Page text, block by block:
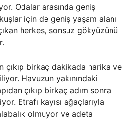
Odalar arasında geniş
için de geniş yaşam alanı
herkes, sonsuz gökyüzünü
çıkıp birkaç dakikada harika ve
Havuzun yakınındaki
çıkıp birkaç adım sonra
Etrafı kayısı ağaçlarıyla
olmuyor ve adeta